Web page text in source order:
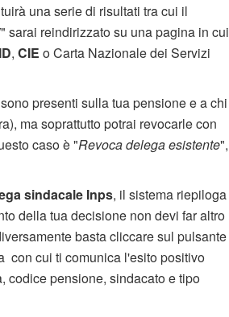
una serie di risultati tra cui il
" sarai reindirizzato su una pagina in cui
, CIE o Carta Nazionale dei Servizi
presenti sulla tua pensione e a chi
ma soprattutto potrai revocarle con
caso è "Revoca delega esistente",
sindacale Inps, il sistema riepiloga
della tua decisione non devi far altro
basta cliccare sul pulsante
con cui ti comunica l'esito positivo
codice pensione, sindacato e tipo